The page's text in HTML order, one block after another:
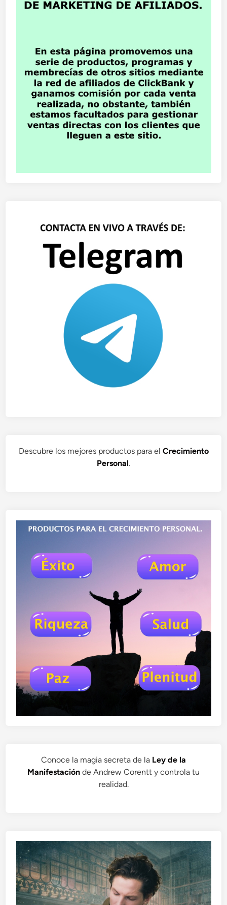
Descubre los mejores productos para el Crecimiento
Personal.
Conoce la magia secreta de la Ley de la
Manifestación de Andrew Corentt y controla tu
realidad.